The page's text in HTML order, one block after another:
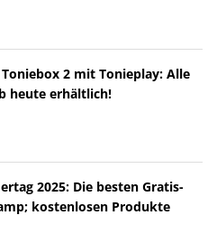
2 mit Tonieplay: Alle
heute erhältlich!
2025: Die besten Gratis-
kostenlosen Produkte